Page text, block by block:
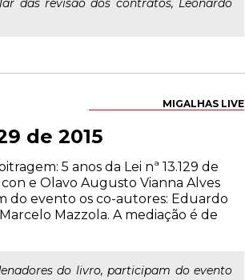
das revisão dos contratos, Leonardo
MIGALHAS LIVE
de 2015
5 anos da Lei nª 13.129 de
e Olavo Augusto Vianna Alves
do evento os co-autores: Eduardo
Mazzola. A mediação é de
do livro, participam do evento